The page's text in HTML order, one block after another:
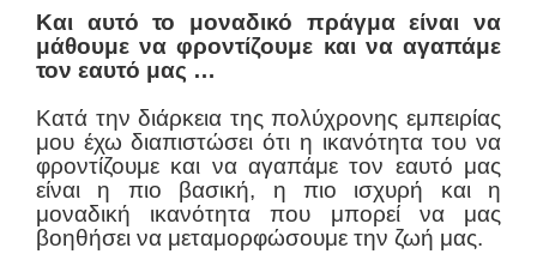
Και αυτό το μοναδικό πράγμα είναι να
μάθουμε να φροντίζουμε και να αγαπάμε
τον εαυτό μας …
Κατά την διάρκεια της πολύχρονης εμπειρίας
μου έχω διαπιστώσει ότι η ικανότητα του να
φροντίζουμε και να αγαπάμε τον εαυτό μας
είναι η πιο βασική, η πιο ισχυρή και η
μοναδική ικανότητα που μπορεί να μας
βοηθήσει να μεταμορφώσουμε την ζωή μας.